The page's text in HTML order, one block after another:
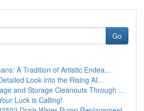
Go
A Tradition of Artistic Endea...
Look into the Rising AI...
and Storage Cleanouts Through ...
Luck is Calling!